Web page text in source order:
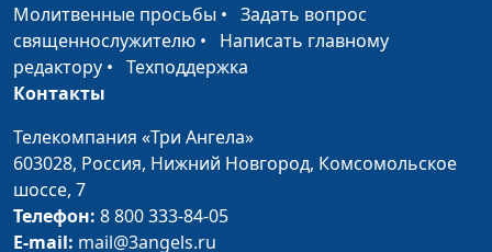
Маленькие шаги к
большим
изменениям
Андрей Довгель,
священнослужитель
священнослужитель
Божья
справедливость
Молитвенные просьбы • Задать вопрос
священнослужителю • Написать главному
редактору • Техподдержка
Контакты
Телекомпания «Три Ангела»
603028, Россия, Нижний Новгород, Комсомольское
шоссе, 7
Телефон: 8 800 333-84-05
E-mail: mail@3angels.ru